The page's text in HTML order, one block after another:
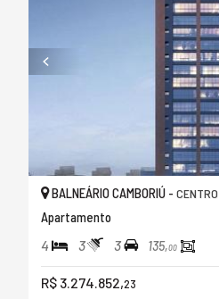
BALNEÁRIO CAMBORIÚ - CENTRO
Apartamento
4 3 3 135,00
R$ 3.274.852,23